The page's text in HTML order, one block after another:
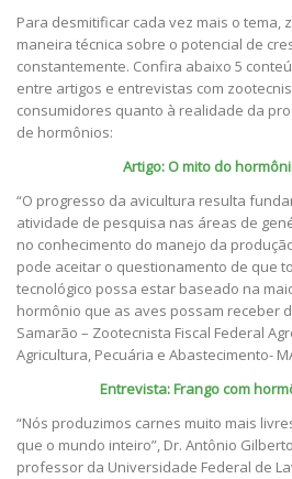
Para desmitificar cada vez mais o tema,
maneira técnica sobre o potencial de
constantemente. Confira abaixo 5
entre artigos e entrevistas com
consumidores quanto à realidade da
de hormônios:
Artigo: O mito do
“O progresso da avicultura resulta
atividade de pesquisa nas áreas de
no conhecimento do manejo da
pode aceitar o questionamento de que
tecnológico possa estar baseado na
hormônio que as aves possam receber
Samarão – Zootecnista Fiscal Federal
Agricultura, Pecuária e Abastecimento-
Entrevista: Frango com
“Nós produzimos carnes muito mais
que o mundo inteiro”, Dr. Antônio
professor da Universidade Federal de